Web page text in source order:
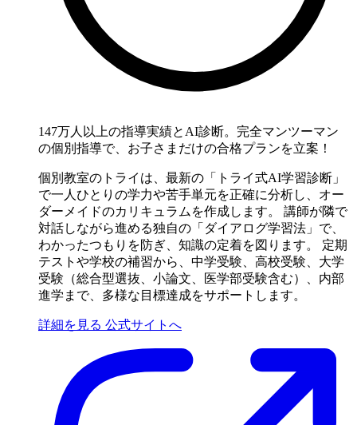
147万人以上の指導実績とAI診断。完全マンツーマン
の個別指導で、お子さまだけの合格プランを立案！
個別教室のトライは、最新の「トライ式AI学習診断」
で一人ひとりの学力や苦手単元を正確に分析し、オー
ダーメイドのカリキュラムを作成します。 講師が隣で
対話しながら進める独自の「ダイアログ学習法」で、
わかったつもりを防ぎ、知識の定着を図ります。 定期
テストや学校の補習から、中学受験、高校受験、大学
受験（総合型選抜、小論文、医学部受験含む）、内部
進学まで、多様な目標達成をサポートします。
詳細を見る 公式サイトへ